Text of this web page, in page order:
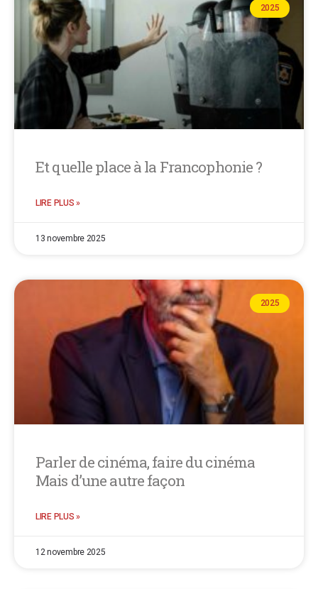
2025
Et quelle place à la Francophonie ?
LIRE PLUS »
13 novembre 2025
2025
Parler de cinéma, faire du cinéma
Mais d’une autre façon
LIRE PLUS »
12 novembre 2025